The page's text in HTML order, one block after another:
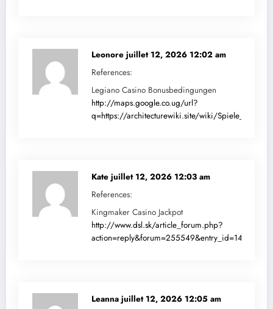
Leonore juillet 12, 2026 12:02 am
References:
Legiano Casino Bonusbedingungen
http://maps.google.co.ug/url?
q=https://architecturewiki.site/wiki/
Kate juillet 12, 2026 12:03 am
References:
Kingmaker Casino Jackpot
http://www.dsl.sk/article_forum.php?
Leanna juillet 12, 2026 12:05 am